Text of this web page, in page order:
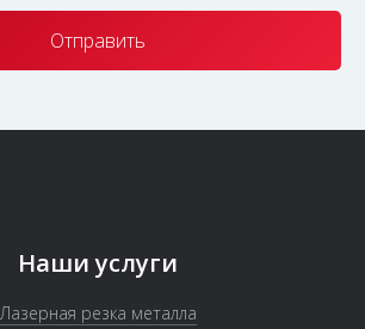
Наши услуги
Лазерная резка металла